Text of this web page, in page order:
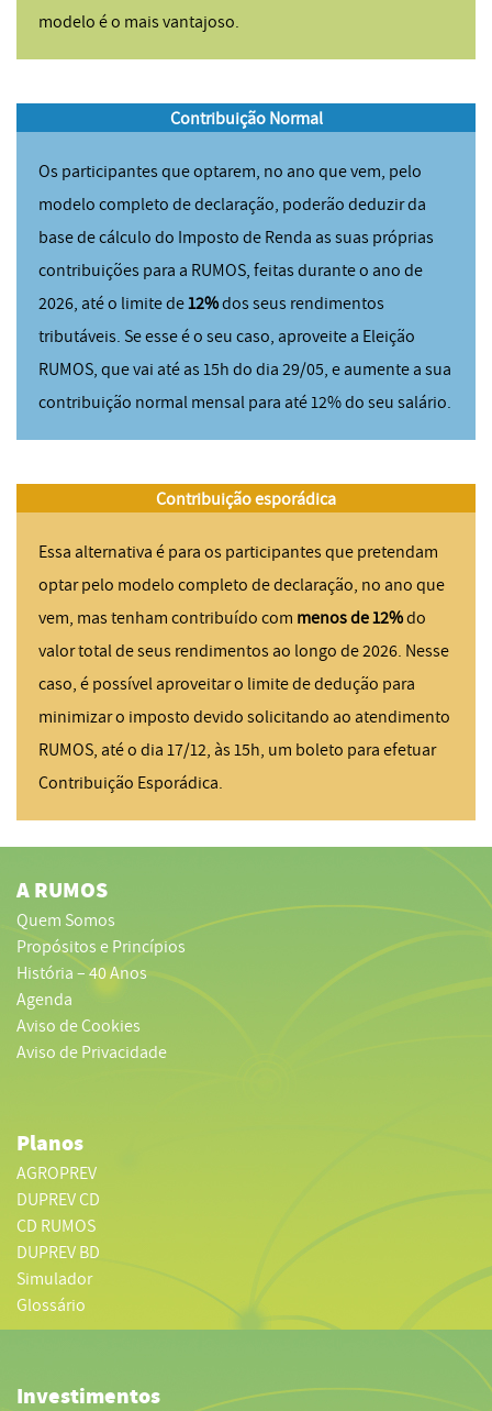
modelo é o mais vantajoso.
Contribuição Normal
Os participantes que optarem, no ano que vem, pelo
modelo completo de declaração, poderão deduzir da
base de cálculo do Imposto de Renda as suas próprias
contribuições para a RUMOS, feitas durante o ano de
2026, até o limite de12%dos seus rendimentos
tributáveis. Se esse é o seu caso, aproveite a Eleição
RUMOS, que vai até as 15h do dia 29/05, e aumente a sua
contribuição normal mensal para até 12% do seu salário.
Contribuição esporádica
Essa alternativa é para os participantes que pretendam
optar pelo modelo completo de declaração, no ano que
vem, mas tenham contribuído com menos de 12%do
valor total de seus rendimentos ao longo de 2026. Nesse
caso, é possível aproveitar o limite de dedução para
minimizar o imposto devido solicitando ao atendimento
RUMOS, até o dia 17/12, às 15h, um boleto para efetuar
Contribuição Esporádica.
A RUMOS
Quem Somos
Propósitos e Princípios
História – 40 Anos
Agenda
Aviso de Cookies
Aviso de Privacidade
Planos
AGROPREV
DUPREV CD
CD RUMOS
DUPREV BD
Simulador
Glossário
Investimentos